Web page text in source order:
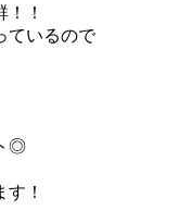
！
ているので
◎
！